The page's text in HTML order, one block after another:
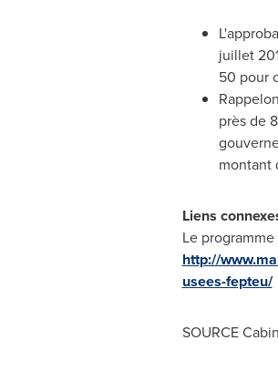
juillet
50 pour
près de
montant
Liens
Le
http://
usees-fepteu/
SOURCE